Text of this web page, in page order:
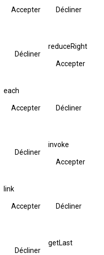
Accepter
Décliner
Décliner
reduceRight
Accepter
each
Accepter Décliner
Décliner
invoke
Accepter
link
Accepter Décliner
Décliner
getLast